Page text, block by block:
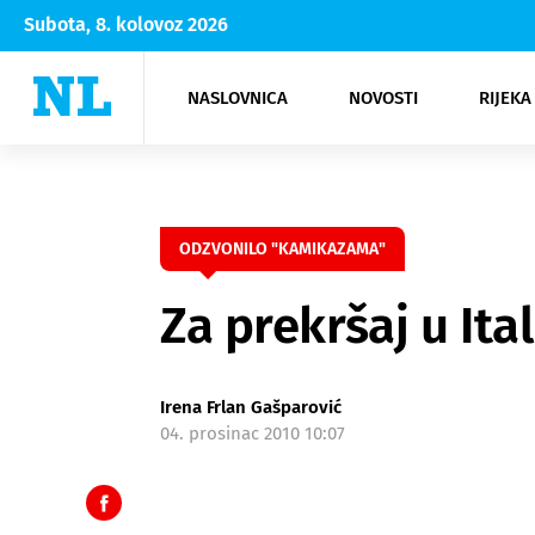
Subota, 8. kolovoz 2026
NASLOVNICA NOVOSTI
Rijeka Opatija
NK
Moda
Kultura
ODZVONILO "KAMIKAZAMA"
Za prekršaj u
Irena Frlan Gašparović
04. prosinac 2010 10:07